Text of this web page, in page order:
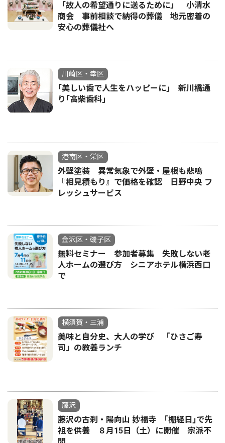
「故人の希望通りに送るために」 小清水
商会 事前相談で納得の葬儀 地元密着の
安心の葬儀社へ
川崎区・幸区
｢美しい歯で人生をハッピーに｣ 新川橋通
り｢高柴歯科｣
港南区・栄区
外壁塗装 異常気象で外壁・屋根も悲鳴
『相見積もり』で価格を確認 日野中央 フ
レッシュサービス
金沢区・磯子区
無料セミナー 参加者募集 失敗しない老
人ホームの選び方 シニアホテル横浜西口
で
横須賀・三浦
美味と自分史、大人の学び 「ひさご寿
司」の教養ランチ
藤沢
藤沢の古刹・陽向山 妙福寺 ｢棚経日｣で先
祖を供養 ８月15日（土）に開催 宗派不